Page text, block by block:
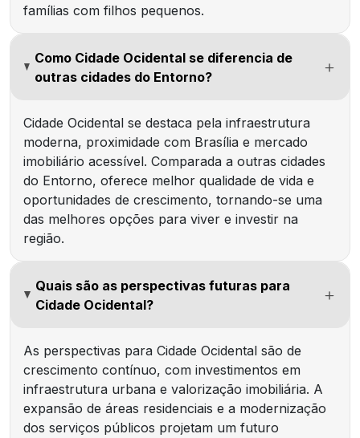
famílias com filhos pequenos.
Como Cidade Ocidental se diferencia de
outras cidades do Entorno?
Cidade Ocidental se destaca pela infraestrutura
moderna, proximidade com Brasília e mercado
imobiliário acessível. Comparada a outras cidades
do Entorno, oferece melhor qualidade de vida e
oportunidades de crescimento, tornando-se uma
das melhores opções para viver e investir na
região.
Quais são as perspectivas futuras para
Cidade Ocidental?
As perspectivas para Cidade Ocidental são de
crescimento contínuo, com investimentos em
infraestrutura urbana e valorização imobiliária. A
expansão de áreas residenciais e a modernização
dos serviços públicos projetam um futuro